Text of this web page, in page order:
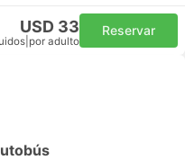
USD 33
por adulto
Reservar